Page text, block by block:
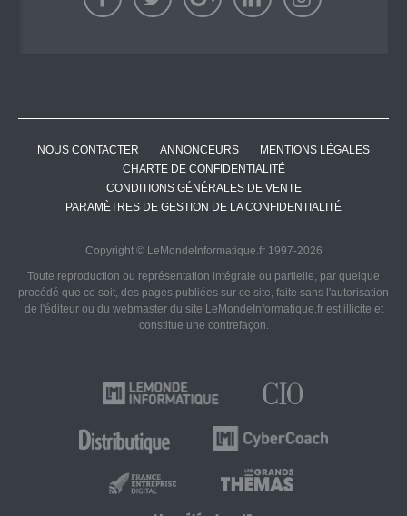
NOUS CONTACTER ANNONCEURS
MENTIONS LÉGALES
CHARTE DE CONFIDENTIALITÉ
CONDITIONS GÉNÉRALES DE VENTE
PARAMÈTRES DE GESTION DE LA CONFIDENTIALITÉ
Copyright © LeMondeInformatique.fr 1997-2026
Toute reproduction ou représentation intégrale ou partielle, par quelque
procédé que ce soit, des pages publiées sur ce site, faite sans l'autorisation
de l'éditeur ou du webmaster du site LeMondeInformatique.fr est illicite et
constitue une contrefaçon.